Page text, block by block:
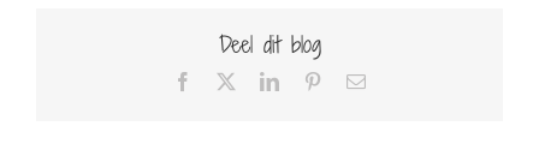
Deel dit blog
Facebook LinkedInPinterest
E-